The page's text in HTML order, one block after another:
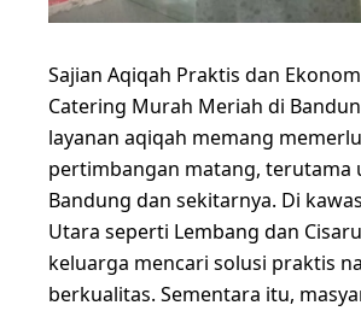
Sajian Aqiqah Praktis dan
Catering Murah Meriah di
layanan aqiqah memang
pertimbangan matang, terutama
Bandung dan sekitarnya. Di
Utara seperti Lembang dan
keluarga mencari solusi praktis
berkualitas. Sementara itu,